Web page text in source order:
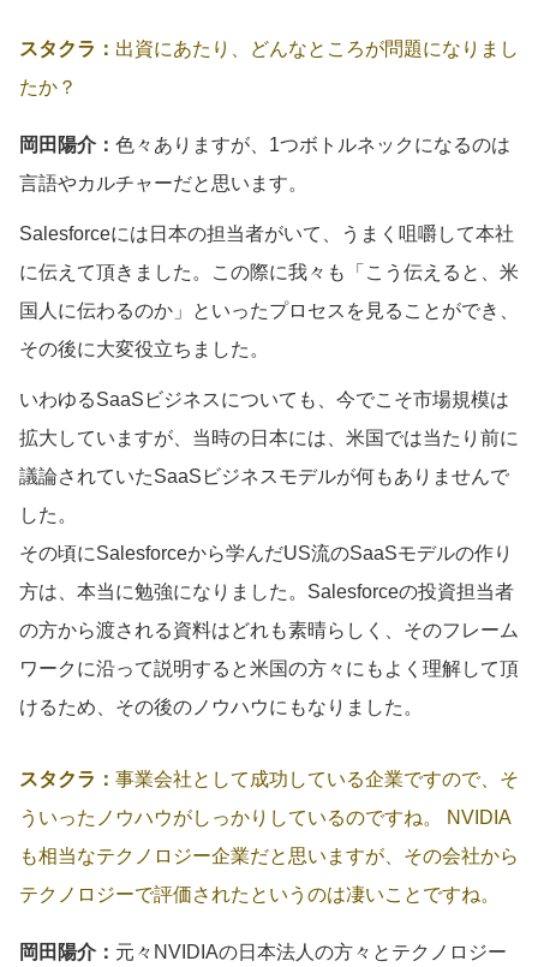
スタクラ： 出資にあたり、どんなところが問題になりまし
たか？
岡田陽介： 色々ありますが、1つボトルネックになるのは
言語やカルチャーだと思います。
Salesforceには日本の担当者がいて、うまく咀嚼して本社
に伝えて頂きました。この際に我々も「こう伝えると、米
国人に伝わるのか」といったプロセスを見ることができ、
その後に大変役立ちました。
いわゆるSaaSビジネスについても、今でこそ市場規模は
拡大していますが、当時の日本には、米国では当たり前に
議論されていたSaaSビジネスモデルが何もありませんで
した。
その頃にSalesforceから学んだUS流のSaaSモデルの作り
方は、本当に勉強になりました。Salesforceの投資担当者
の方から渡される資料はどれも素晴らしく、そのフレーム
ワークに沿って説明すると米国の方々にもよく理解して頂
けるため、その後のノウハウにもなりました。
スタクラ： 事業会社として成功している企業ですので、そ
ういったノウハウがしっかりしているのですね。 NVIDIA
も相当なテクノロジー企業だと思いますが、その会社から
テクノロジーで評価されたというのは凄いことですね。
岡田陽介： 元々NVIDIAの日本法人の方々とテクノロジー